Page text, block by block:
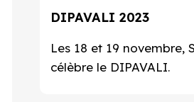
DIPAVALI 2023
Les 18 et 19 novembre,
célèbre le DIPAVALI.